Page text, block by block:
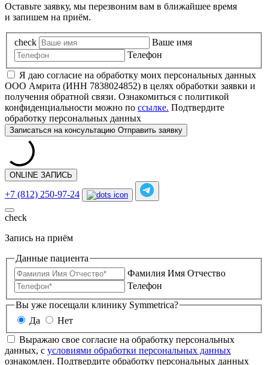
Оставьте заявку, мы перезвоним вам в ближайшее время
и запишем на приём.
check
Ваше имя
Телефон
Я даю согласие на обработку моих персональных данных
ООО Амрита (ИНН 7838024852) в целях обработки заявки и
получения обратной связи. Ознакомиться с политикой
конфиденциальности можно по ссылке. Подтвердите
обработку персональных данных
Записаться на консультацию Отправить заявку
ONLINE ЗАПИСЬ
+7 (812) 250-97-24
check
Запись на приём
Данные пациента
Фамилия Имя Отчество
Телефон
Вы уже посещали клинику Symmetrica?
Да
Нет
Выражаю свое согласие на обработку персональных
данных, с условиями обработки персональных данных
ознакомлен. Подтвердите обработку персональных данных